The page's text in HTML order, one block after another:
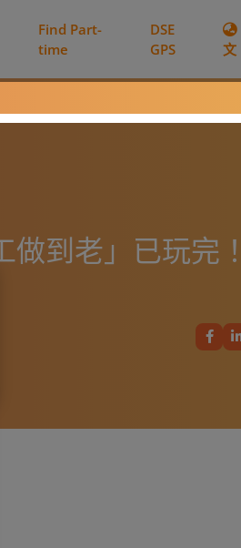
Find Part-
time
DSE
GPS
文
做到老」已玩完